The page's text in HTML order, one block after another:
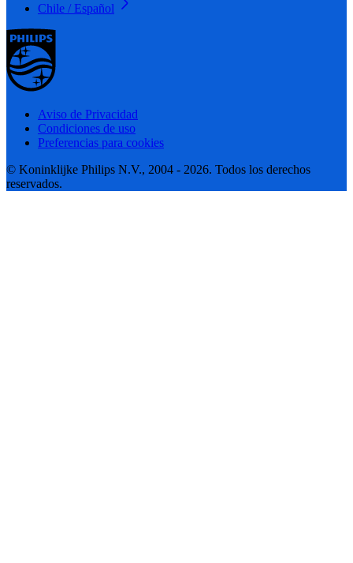
Chile / Español
Aviso de Privacidad
Condiciones de uso
Preferencias para cookies
© Koninklijke Philips N.V., 2004 - 2026. Todos los derechos
reservados.